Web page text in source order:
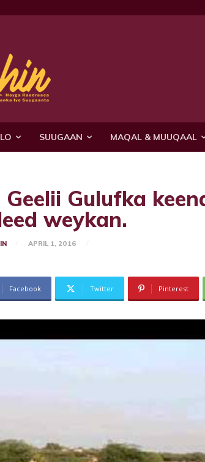
SUUGAAN MAQAL & MUUQAAL
Gulufka
weykan.
APRIL 1, 2016
Facebook Twitter Pinterest